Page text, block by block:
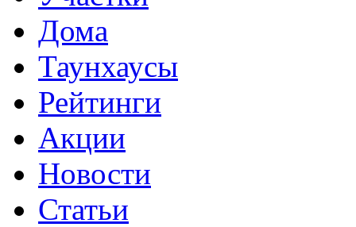
Дома
Таунхаусы
Рейтинги
Акции
Новости
Статьи